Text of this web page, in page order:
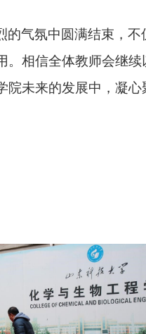
气氛中圆满结束，
相信全体教师会继
未来的发展中，凝心